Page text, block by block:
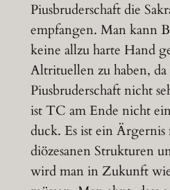
Piusbruderschaft die
empfangen. Man kann
keine allzu harte Hand
Altrituellen zu haben,
Piusbruderschaft nicht
ist TC am Ende nicht
duck. Es ist ein
diözesanen Strukturen
wird man in Zukunft